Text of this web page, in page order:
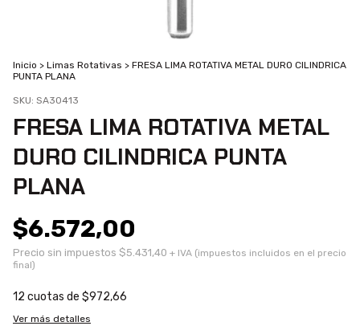
Inicio > Limas Rotativas > FRESA LIMA ROTATIVA METAL DURO CILINDRICA
PUNTA PLANA
SKU: SA30413
FRESA LIMA ROTATIVA METAL
DURO CILINDRICA PUNTA
PLANA
$6.572,00
Precio sin impuestos $5.431,40
12 cuotas de $972,66
Ver más detalles